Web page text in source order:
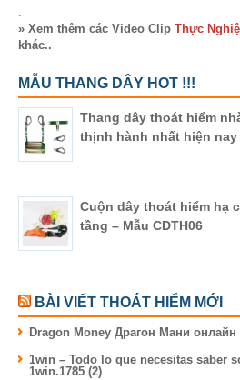
.
» Xem thêm các Video Clip Thực
khác..
MẪU THANG DÂY HOT !!!
Thang dây thoát hiểm
thịnh hành nhất hiện nay
Cuộn dây thoát hiểm hạ
tầng – Mẫu CDTH06
BÀI VIẾT THOÁT HIỂM MỚI
Dragon Money Драгон Мани онлайн
1win – Todo lo que necesitas saber
1win.1785 (2)